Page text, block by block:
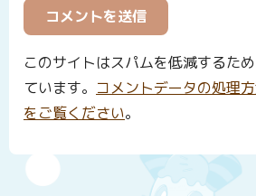
このサイトはスパムを低減するた
ています。 コメントデータの処理
をご覧ください。